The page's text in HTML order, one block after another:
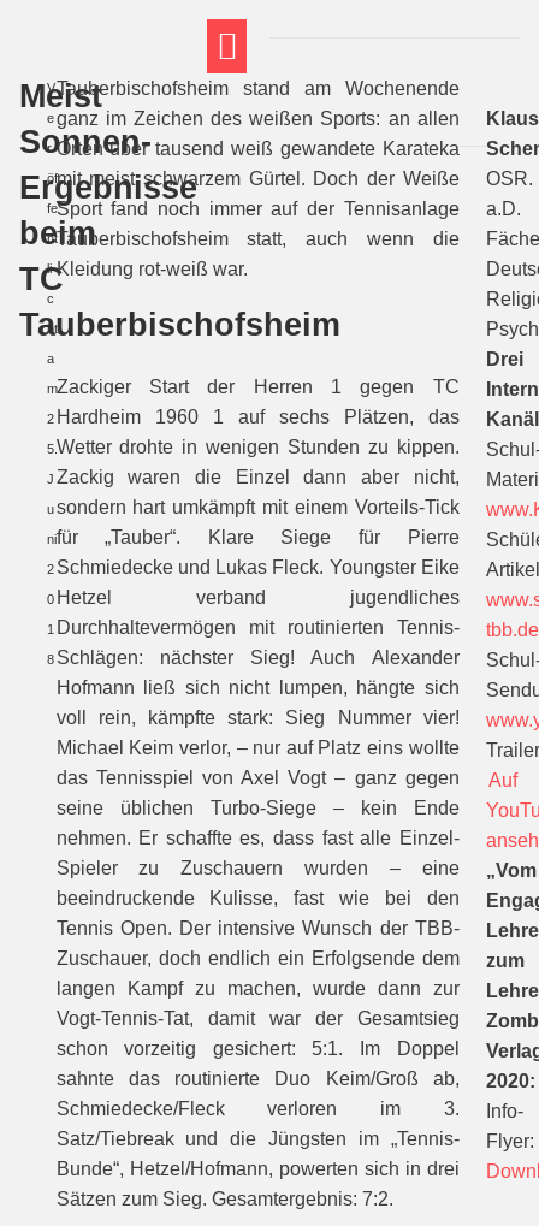
Meist
Sonnen-
Ergebnisse
beim
TC
Tauberbischofsheim
V
e
r
öf
fe
nt
li
c
ht
a
m
2
5.
J
u
ni
2
0
1
8
Tauberbischofsheim stand am Wochenende
ganz im Zeichen des weißen Sports: an allen
Orten über tausend weiß gewandete Karateka
mit meist schwarzem Gürtel. Doch der Weiße
Sport fand noch immer auf der Tennisanlage
Tauberbischofsheim statt, auch wenn die
Kleidung rot-weiß war.
Zackiger Start der Herren 1 gegen TC
Hardheim 1960 1 auf sechs Plätzen, das
Wetter drohte in wenigen Stunden zu kippen.
Zackig waren die Einzel dann aber nicht,
sondern hart umkämpft mit einem Vorteils-Tick
für „Tauber“. Klare Siege für Pierre
Schmiedecke und Lukas Fleck. Youngster Eike
Hetzel verband jugendliches
Durchhaltevermögen mit routinierten Tennis-
Schlägen: nächster Sieg! Auch Alexander
Hofmann ließ sich nicht lumpen, hängte sich
voll rein, kämpfte stark: Sieg Nummer vier!
Michael Keim verlor, – nur auf Platz eins wollte
das Tennisspiel von Axel Vogt – ganz gegen
seine üblichen Turbo-Siege – kein Ende
nehmen. Er schaffte es, dass fast alle Einzel-
Spieler zu Zuschauern wurden – eine
beeindruckende Kulisse, fast wie bei den
Tennis Open. Der intensive Wunsch der TBB-
Zuschauer, doch endlich ein Erfolgsende dem
langen Kampf zu machen, wurde dann zur
Vogt-Tennis-Tat, damit war der Gesamtsieg
schon vorzeitig gesichert: 5:1. Im Doppel
sahnte das routinierte Duo Keim/Groß ab,
Schmiedecke/Fleck verloren im 3.
Satz/Tiebreak und die Jüngsten im „Tennis-
Bunde“, Hetzel/Hofmann, powerten sich in drei
Sätzen zum Sieg. Gesamtergebnis: 7:2.
Klaus
OSR.
a.D.
Drei
tbb.de
Auf
„Vom
zum
2020:
Info-
Flyer: